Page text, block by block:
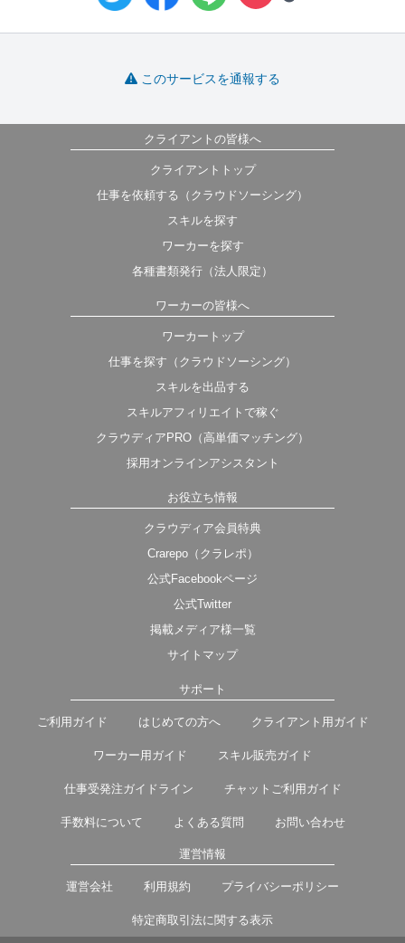
このサービスを通報する
クライアントの皆様へ
クライアントトップ
仕事を依頼する（クラウドソーシング）
スキルを探す
ワーカーを探す
各種書類発行（法人限定）
ワーカーの皆様へ
ワーカートップ
仕事を探す（クラウドソーシング）
スキルを出品する
スキルアフィリエイトで稼ぐ
クラウディアPRO（高単価マッチング）
採用オンラインアシスタント
お役立ち情報
クラウディア会員特典
Crarepo（クラレポ）
公式Facebookページ
公式Twitter
掲載メディア様一覧
サイトマップ
サポート
ご利用ガイド はじめての方へ クライアント用ガイド
ワーカー用ガイド スキル販売ガイド
仕事受発注ガイドライン チャットご利用ガイド
手数料について よくある質問 お問い合わせ
運営情報
運営会社 利用規約 プライバシーポリシー
特定商取引法に関する表示